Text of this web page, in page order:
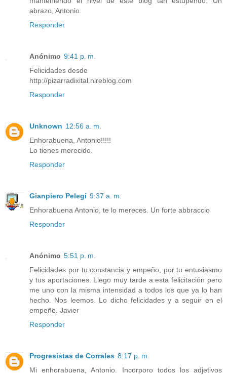
abrazo, Antonio.
Responder
Anónimo 9:41 p. m.
Felicidades desde
http://pizarradixital.nireblog.com
Responder
Unknown 12:56 a. m.
Enhorabuena, Antonio!!!!!
Lo tienes merecido.
Responder
Gianpiero Pelegi 9:37 a. m.
Enhorabuena Antonio, te lo mereces. Un forte abbraccio
Responder
Anónimo 5:51 p. m.
Felicidades por tu constancia y empeño, por tu entusiasmo
y tus aportaciones. Llego muy tarde a esta felicitación pero
me uno con la misma intensidad a todos los que ya lo han
hecho. Nos leemos. Lo dicho felicidades y a seguir en el
empeño. Javier
Responder
Progresistas de Corrales 8:17 p. m.
Mi enhorabuena, Antonio. Incorporo todos los adjetivos